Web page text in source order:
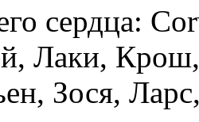
сердца:
Лаки,
Зося,